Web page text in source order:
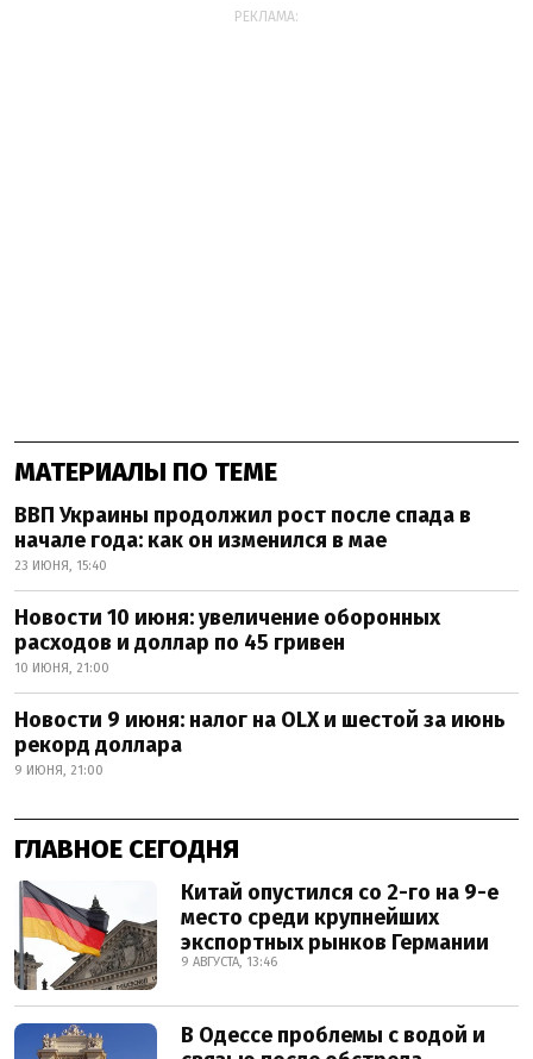
РЕКЛАМА:
МАТЕРИАЛЫ ПО ТЕМЕ
ВВП Украины продолжил рост после спада в
начале года: как он изменился в мае
23 ИЮНЯ, 15:40
Новости 10 июня: увеличение оборонных
расходов и доллар по 45 гривен
10 ИЮНЯ, 21:00
Новости 9 июня: налог на OLX и шестой за июнь
рекорд доллара
9 ИЮНЯ, 21:00
ГЛАВНОЕ СЕГОДНЯ
Китай опустился со 2-го на 9-е
место среди крупнейших
экспортных рынков Германии
9 АВГУСТА, 13:46
В Одессе проблемы с водой и